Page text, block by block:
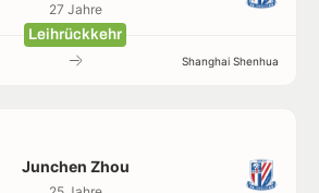
27 Jahre
Leihrückkehr
Shanghai Shenhua
Junchen Zhou